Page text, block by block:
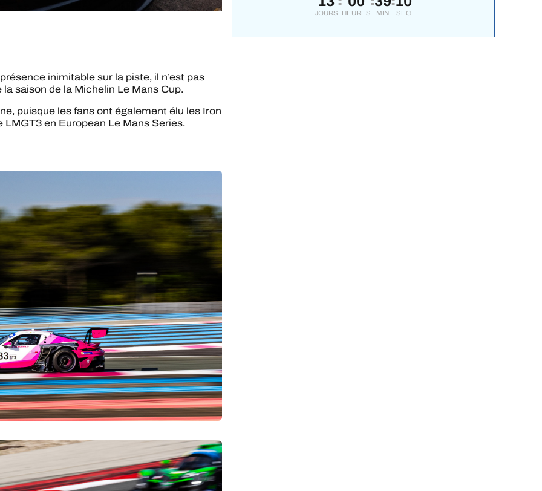
inimitable sur la piste, il n’est pas
saison de la Michelin Le Mans Cup.
puisque les fans ont également élu les Iron
en European Le Mans Series.
JOURS HEURES MIN SEC